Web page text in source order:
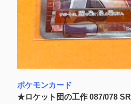
ポケモンカード
★ロケット団の工作 087/078 SR